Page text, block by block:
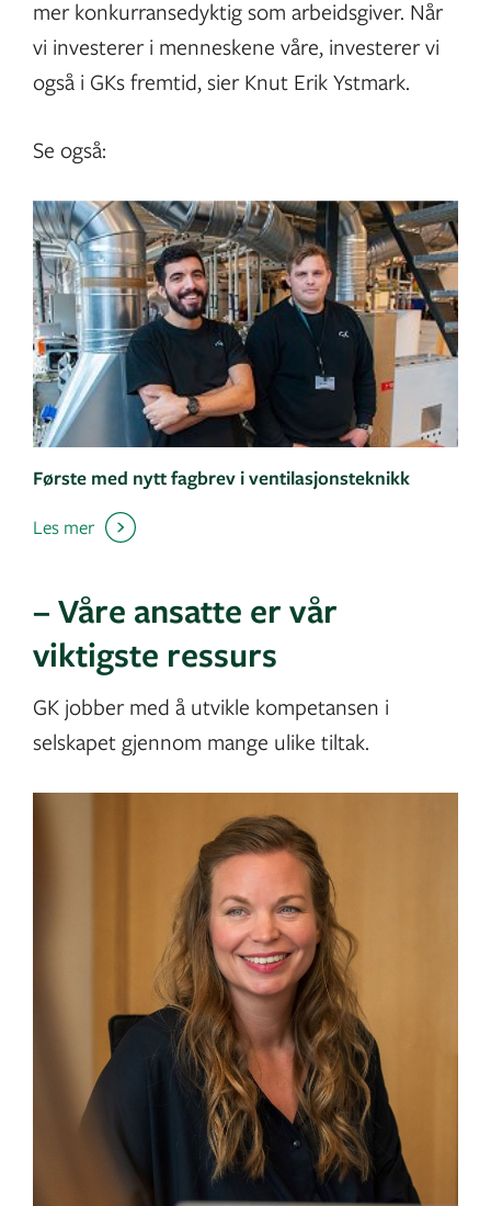
mer konkurransedyktig som arbeidsgiver. Når
vi investerer i menneskene våre, investerer vi
også i GKs fremtid, sier Knut Erik Ystmark.
Se også:
Første med nytt fagbrev i ventilasjonsteknikk
Les mer
– Våre ansatte er vår
viktigste ressurs
GK jobber med å utvikle kompetansen i
selskapet gjennom mange ulike tiltak.